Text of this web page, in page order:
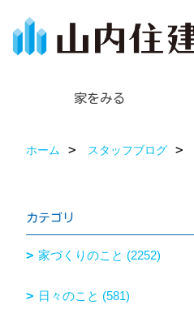
家をみる
ホーム スタッフブログ
カテゴリ
家づくりのこと (2252)
日々のこと (581)